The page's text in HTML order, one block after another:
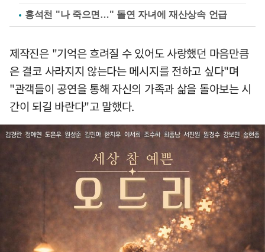
홍석천 "나 죽으면…" 돌연 자녀에 재산상속 언급
제작진은 "기억은 흐려질 수 있어도 사랑했던 마음만큼
은 결코 사라지지 않는다는 메시지를 전하고 싶다"며
"관객들이 공연을 통해 자신의 가족과 삶을 돌아보는 시
간이 되길 바란다"고 말했다.